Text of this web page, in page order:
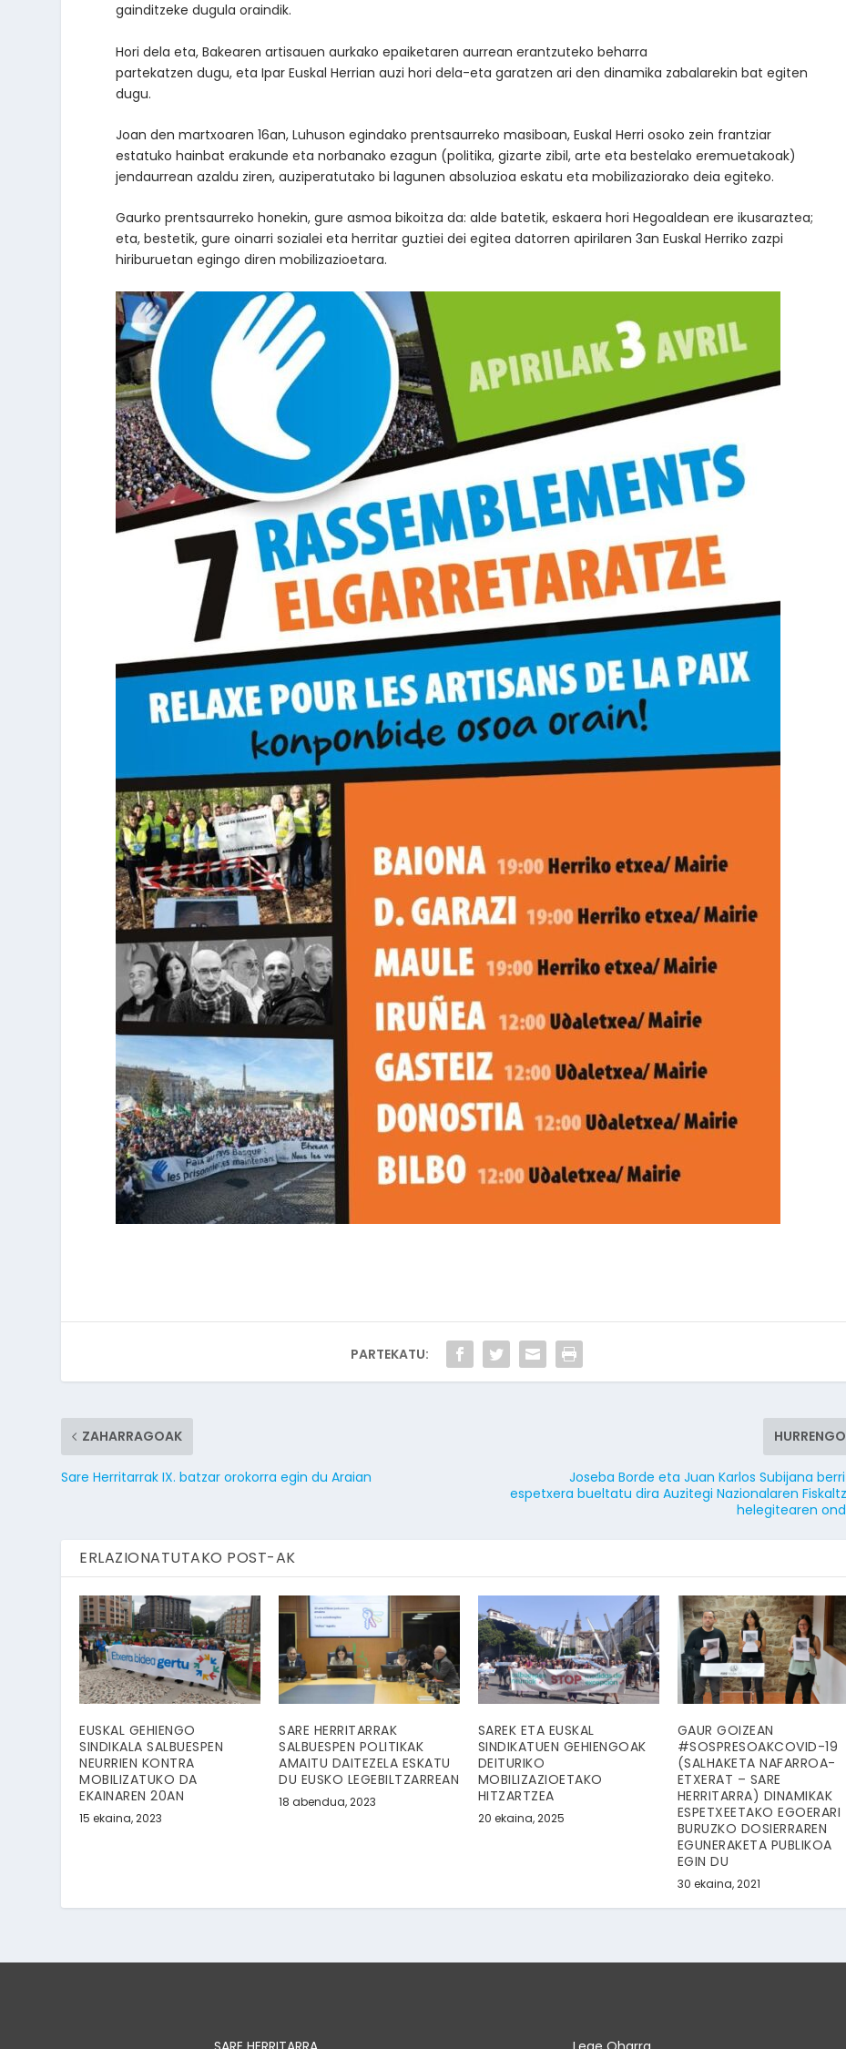
gainditzeke dugula oraindik.
Hori dela eta, Bakearen artisauen aurkako epaiketaren aurrean erantzuteko beharra
partekatzen dugu, eta Ipar Euskal Herrian auzi hori dela-eta garatzen ari den dinamika zabalarekin bat egiten
dugu.
Joan den martxoaren 16an, Luhuson egindako prentsaurreko masiboan, Euskal Herri osoko zein frantziar
estatuko hainbat erakunde eta norbanako ezagun (politika, gizarte zibil, arte eta bestelako eremuetakoak)
jendaurrean azaldu ziren, auziperatutako bi lagunen absoluzioa eskatu eta mobilizaziorako deia egiteko.
Gaurko prentsaurreko honekin, gure asmoa bikoitza da: alde batetik, eskaera hori Hegoaldean ere ikusaraztea;
eta, bestetik, gure oinarri sozialei eta herritar guztiei dei egitea datorren apirilaren 3an Euskal Herriko zazpi
hiriburuetan egingo diren mobilizazioetara.
PARTEKATU:
ZAHARRAGOAK
Sare Herritarrak IX. batzar orokorra egin du Araian
Joseba Borde eta Juan Karlos Subijana
espetxera bueltatu dira Auzitegi Nazionalaren
helegitearen
ERLAZIONATUTAKO POST-AK
EUSKAL GEHIENGO
SINDIKALA SALBUESPEN
NEURRIEN KONTRA
MOBILIZATUKO DA
EKAINAREN 20AN
15 ekaina, 2023
SARE HERRITARRAK
SALBUESPEN POLITIKAK
AMAITU DAITEZELA ESKATU
DU EUSKO LEGEBILTZARREAN
18 abendua, 2023
SAREK ETA EUSKAL
SINDIKATUEN GEHIENGOAK
DEITURIKO
MOBILIZAZIOETAKO
HITZARTZEA
20 ekaina, 2025
GAUR GOIZEAN
#SOSPRESOAKCOVID-19
(SALHAKETA NAFARROA-
ETXERAT – SARE
HERRITARRA) DINAMIKAK
ESPETXEETAKO EGOERARI
BURUZKO DOSIERRAREN
EGUNERAKETA PUBLIKOA
EGIN DU
30 ekaina, 2021